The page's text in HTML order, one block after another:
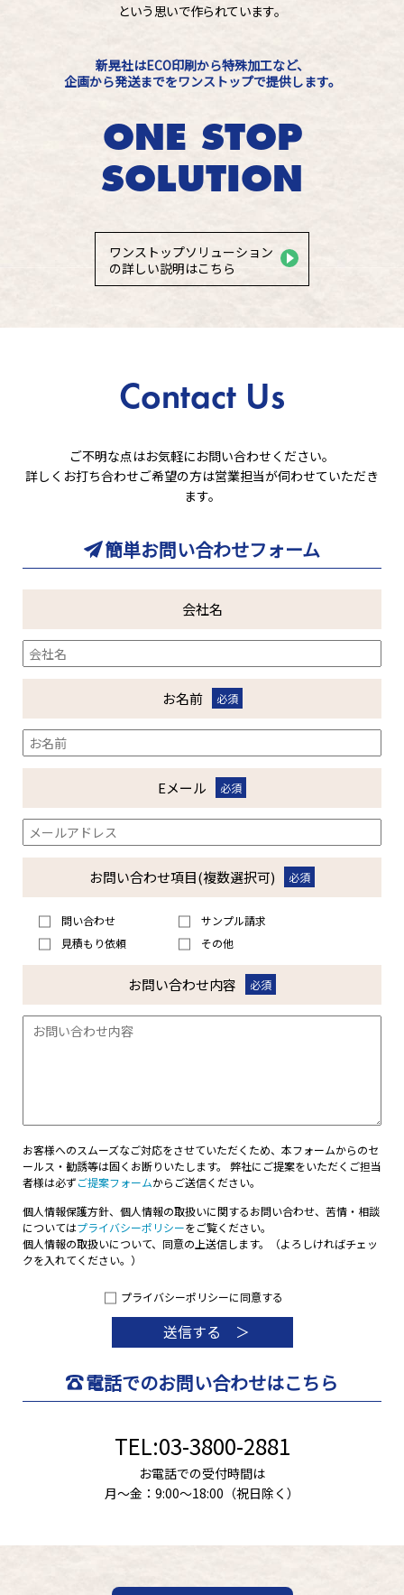
という思いで作られています。
新晃社はECO印刷から特殊加工など、
企画から発送までをワンストップで提供します。
ONE STOP
SOLUTION
ワンストップソリューション
の詳しい説明はこちら
Contact Us
ご不明な点はお気軽にお問い合わせください。
詳しくお打ち合わせご希望の方は営業担当が伺わせていただき
ます。
簡単お問い合わせフォーム
会社名
お名前 必須
Eメール 必須
お問い合わせ項目(複数選択可) 必須
問い合わせ
サンプル請求
見積もり依頼
その他
お問い合わせ内容 必須
お客様へのスムーズなご対応をさせていただくため、本フォームからのセ
ールス・勧誘等は固くお断りいたします。 弊社にご提案をいただくご担当
者様は必ずご提案フォームからご送信ください。
個人情報保護方針、個人情報の取扱いに関するお問い合わせ、苦情・相談
についてはプライバシーポリシーをご覧ください。
個人情報の取扱いについて、同意の上送信します。（よろしければチェッ
クを入れてください。）
プライバシーポリシーに同意する
電話でのお問い合わせはこちら
TEL:03-3800-2881
お電話での受付時間は
月〜金：9:00～18:00（祝日除く）